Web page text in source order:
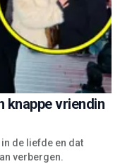
knappe vriendin
de liefde en dat
verbergen.